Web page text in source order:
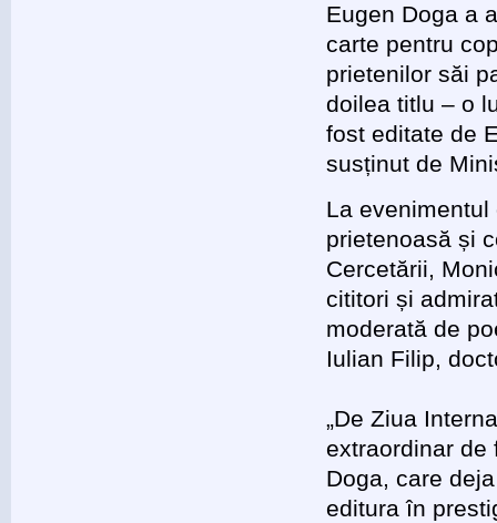
Eugen Doga a
carte pentru
prietenilor săi
doilea titlu – o
fost editate de
susținut de
La
prietenoasă și
Cercetării,
cititori și
moderată de
Iulian Filip,
„De Ziua
extraordinar de
Doga, care
editura în